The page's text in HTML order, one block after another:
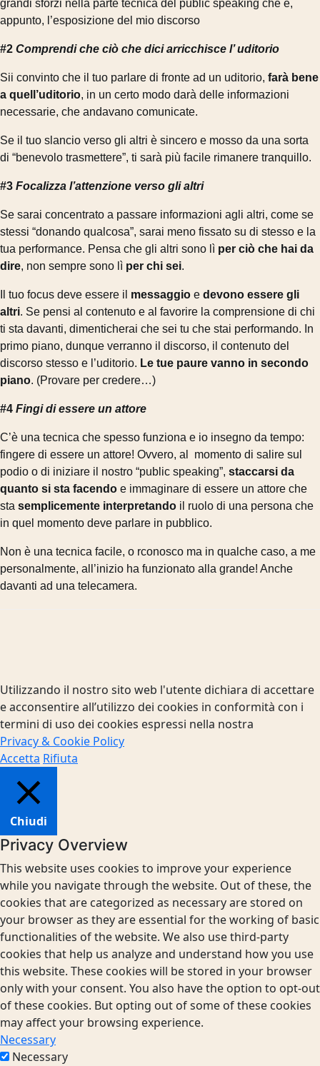
grandi sforzi nella parte tecnica del public speaking che è,
appunto, l’esposizione del mio discorso
#2 Comprendi che ciò che dici arricchisce l’ uditorio
Sii convinto che il tuo parlare di fronte ad un uditorio, farà bene
a quell’uditorio, in un certo modo darà delle informazioni
necessarie, che andavano comunicate.
Se il tuo slancio verso gli altri è sincero e mosso da una sorta
di “benevolo trasmettere”, ti sarà più facile rimanere tranquillo.
#3 Focalizza l’attenzione verso gli altri
Se sarai concentrato a passare informazioni agli altri, come se
stessi “donando qualcosa”, sarai meno fissato su di stesso e la
tua performance. Pensa che gli altri sono lì per ciò che hai da
dire, non sempre sono lì per chi sei.
Il tuo focus deve essere il messaggio e devono essere gli
altri. Se pensi al contenuto e al favorire la comprensione di chi
ti sta davanti, dimenticherai che sei tu che stai performando. In
primo piano, dunque verranno il discorso, il contenuto del
discorso stesso e l’uditorio. Le tue paure vanno in secondo
piano. (Provare per credere…)
#4 Fingi di essere un attore
C’è una tecnica che spesso funziona e io insegno da tempo:
fingere di essere un attore! Ovvero, al momento di salire sul
podio o di iniziare il nostro “public speaking”, staccarsi da
quanto si sta facendo e immaginare di essere un attore che
sta semplicemente interpretando il ruolo di una persona che
in quel momento deve parlare in pubblico.
Non è una tecnica facile, o rconosco ma in qualche caso, a me
personalmente, all’inizio ha funzionato alla grande! Anche
davanti ad una telecamera.
Utilizzando il nostro sito web l'utente dichiara di accettare
e acconsentire all’utilizzo dei cookies in conformità con i
termini di uso dei cookies espressi nella nostra
Privacy & Cookie Policy
Accetta Rifiuta
Chiudi
Privacy Overview
This website uses cookies to improve your experience
while you navigate through the website. Out of these, the
cookies that are categorized as necessary are stored on
your browser as they are essential for the working of basic
functionalities of the website. We also use third-party
cookies that help us analyze and understand how you use
this website. These cookies will be stored in your browser
only with your consent. You also have the option to opt-out
of these cookies. But opting out of some of these cookies
may affect your browsing experience.
Necessary
Necessary